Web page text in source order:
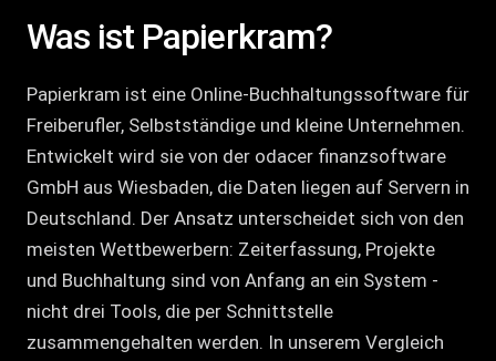
Was ist Papierkram?
Papierkram ist eine Online-Buchhaltungssoftware für
Freiberufler, Selbstständige und kleine Unternehmen.
Entwickelt wird sie von der odacer finanzsoftware
GmbH aus Wiesbaden, die Daten liegen auf Servern in
Deutschland. Der Ansatz unterscheidet sich von den
meisten Wettbewerbern: Zeiterfassung, Projekte
und Buchhaltung sind von Anfang an ein System -
nicht drei Tools, die per Schnittstelle
zusammengehalten werden. In unserem Vergleich